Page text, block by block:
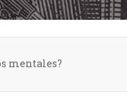
mentales?